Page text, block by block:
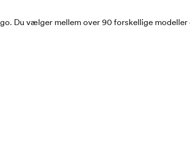
Du vælger mellem over 90 forskellige